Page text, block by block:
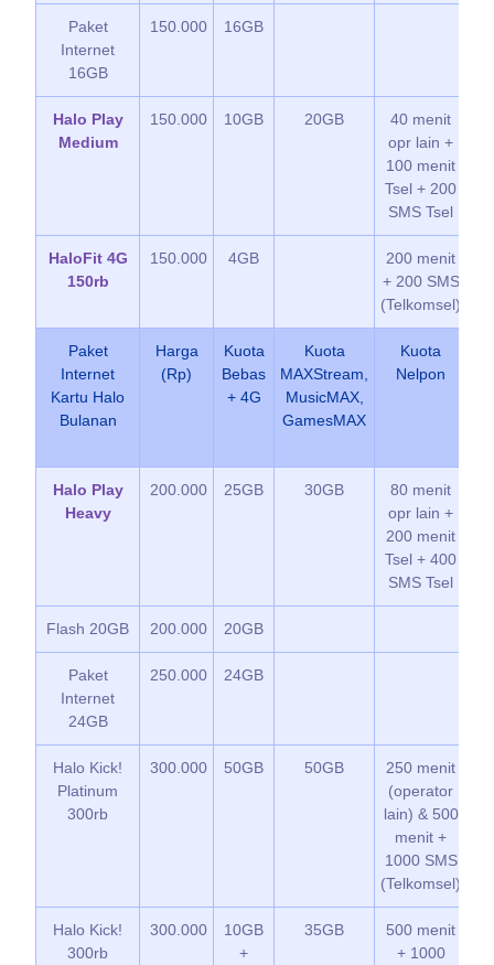
Paket
Internet
16GB
150.000 16GB
Halo Play
Medium
150.000 10GB 20GB
40 menit
opr lain +
100 menit
Tsel + 200
SMS Tsel
HaloFit 4G
150rb
150.000 4GB
200 menit
+ 200 SMS
(Telkomsel)
Paket
Internet
Kartu Halo
Bulanan
Harga
(Rp)
Kuota
Bebas
+ 4G
Kuota
MAXStream,
MusicMAX,
GamesMAX
Kuota
Nelpon
Halo Play
Heavy
200.000 25GB 30GB
80 menit
opr lain +
200 menit
Tsel + 400
SMS Tsel
Flash 20GB 200.000 20GB
Paket
Internet
24GB
250.000 24GB
Halo Kick!
Platinum
300rb
300.000 50GB 50GB
250 menit
(operator
lain) & 500
menit +
1000 SMS
(Telkomsel)
Halo Kick!
300rb
300.000
10GB
+
35GB
500 menit
+ 1000